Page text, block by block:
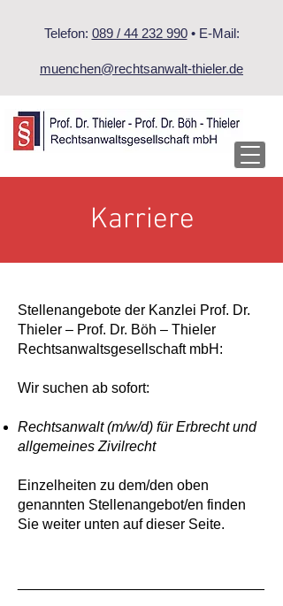
Telefon: 089 / 44 232 990• E-Mail:
muenchen@rechtsanwalt-thieler.de
Karriere
Stellenangebote der Kanzlei Prof. Dr.
Thieler – Prof. Dr. Böh – Thieler
Rechtsanwaltsgesellschaft mbH:
Wir suchen ab sofort:
Rechtsanwalt (m/w/d) für Erbrecht und
allgemeines Zivilrecht
Einzelheiten zu dem/den oben
genannten Stellenangebot/en finden
Sie weiter unten auf dieser Seite.